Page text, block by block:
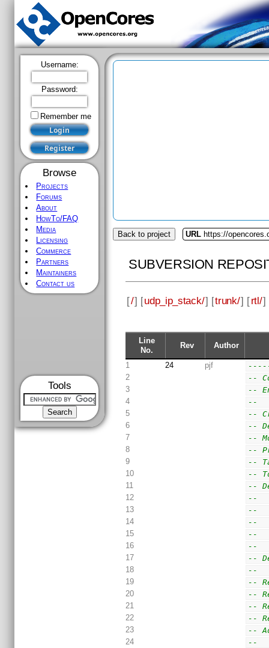
Username:
Password:
Remember me
Browse
Projects
Forums
About
HowTo/FAQ
Media
Licensing
Commerce
Partners
Maintainers
Contact us
Tools
Back to project URL https://
SUBVERSION
[/] [udp_ip_stack/] [trunk/] [rtl/]
Line
No.
Rev Author
1 24 pjf
2
--
3
--
4
--
5
--
6
--
7
--
8
--
9
--
10
--
11
--
12
--
13
--
14
--
15
--
16
--
17
--
18
--
19
--
20
--
21
--
22
--
23
--
24
--